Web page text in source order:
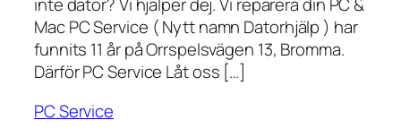
inte dator? Vi hjälper dej. Vi reparera din PC &
Mac PC Service ( Nytt namn Datorhjälp ) har
funnits 11 år på Orrspelsvägen 13, Bromma.
Därför PC Service Låt oss […]
PC Service